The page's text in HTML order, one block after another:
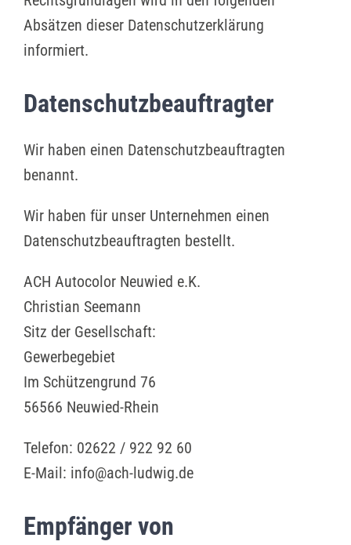
Absätzen dieser Datenschutzerklärung
informiert.
Datenschutz­beauftragter
Wir haben einen Datenschutzbeauftragten
benannt.
Wir haben für unser Unternehmen einen
Datenschutzbeauftragten bestellt.
ACH Autocolor Neuwied e.K.
Christian Seemann
Sitz der Gesellschaft:
Gewerbegebiet
Im Schützengrund 76
56566 Neuwied-Rhein
Telefon: 02622 / 922 92 60
E-Mail: info@ach-ludwig.de
Empfänger von